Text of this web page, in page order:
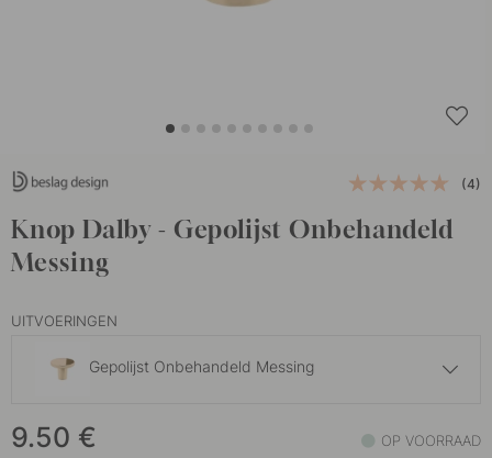
(4)
Knop Dalby - Gepolijst Onbehandeld
Messing
UITVOERINGEN
Gepolijst Onbehandeld Messing
Gepolijst Messing Op voorraad
9.50 € OP VOORRAAD